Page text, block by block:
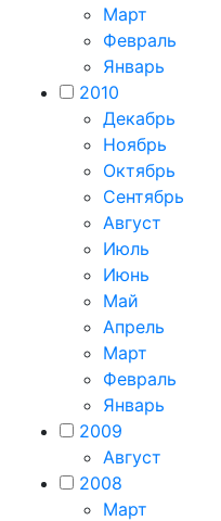
Март
Февраль
Январь
2010
Декабрь
Ноябрь
Октябрь
Сентябрь
Август
Июль
Июнь
Май
Апрель
Март
Февраль
Январь
2009
Август
2008
Март